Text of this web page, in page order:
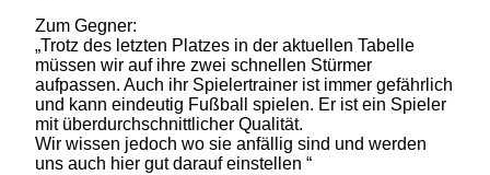
Zum Gegner:
„Trotz des letzten Platzes in der aktuellen Tabelle
müssen wir auf ihre zwei schnellen Stürmer
aufpassen. Auch ihr Spielertrainer ist immer gefährlich
und kann eindeutig Fußball spielen. Er ist ein Spieler
mit überdurchschnittlicher Qualität.
Wir wissen jedoch wo sie anfällig sind und werden
uns auch hier gut darauf einstellen “